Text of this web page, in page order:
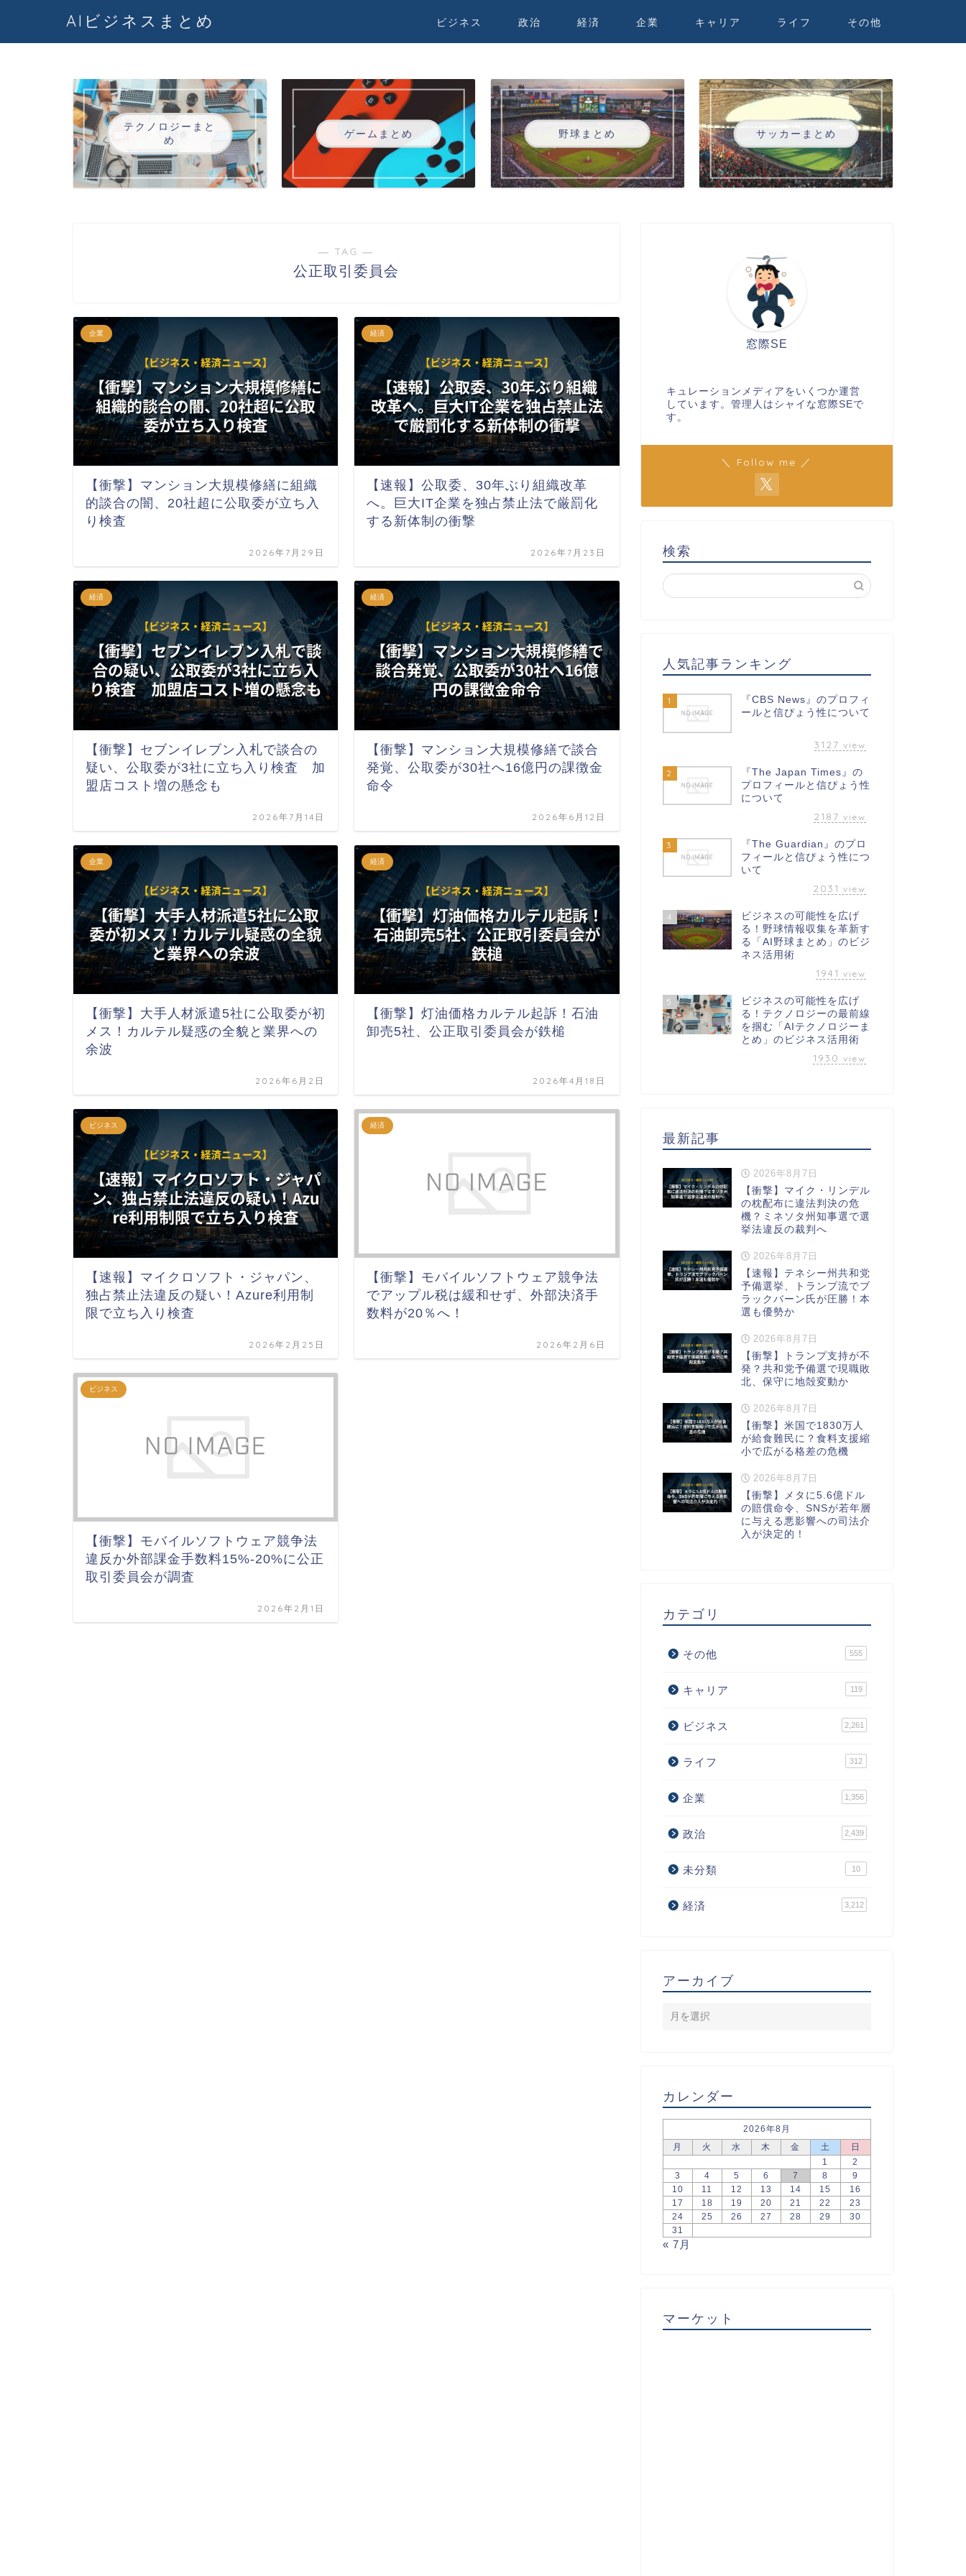
AIビジネスまとめ ビジネス 政治 経済 企業 キャリア ライフ その他
テクノロジーまと
め
ゲームまとめ 野球まとめ サッカーまとめ
― TAG ―
公正取引委員会
企業
【衝撃】マンション大規模修繕に組織
的談合の闇、20社超に公取委が立ち入
り検査
2026年7月29日
経済
【速報】公取委、30年ぶり組織改革
へ。巨大IT企業を独占禁止法で厳罰化
する新体制の衝撃
2026年7月23日
経済
【衝撃】セブンイレブン入札で談合の
疑い、公取委が3社に立ち入り検査 加
盟店コスト増の懸念も
2026年7月14日
経済
【衝撃】マンション大規模修繕で談合
発覚、公取委が30社へ16億円の課徴金
命令
2026年6月12日
企業
【衝撃】大手人材派遣5社に公取委が初
メス！カルテル疑惑の全貌と業界への
余波
2026年6月2日
経済
【衝撃】灯油価格カルテル起訴！石油
卸売5社、公正取引委員会が鉄槌
2026年4月18日
ビジネス
【速報】マイクロソフト・ジャパン、
独占禁止法違反の疑い！Azure利用制
限で立ち入り検査
2026年2月25日
経済
【衝撃】モバイルソフトウェア競争法
でアップル税は緩和せず、外部決済手
数料が20％へ！
2026年2月6日
ビジネス
【衝撃】モバイルソフトウェア競争法
違反か外部課金手数料15%‑20%に公正
取引委員会が調査
2026年2月1日
窓際SE
キュレーションメディアをいくつか運営
しています。管理人はシャイな窓際SEで
す。
＼ Follow me ／
検索
人気記事ランキング
1
『CBS News』のプロフィ
ールと信ぴょう性について
3127 view
2
『The Japan Times』の
プロフィールと信ぴょう性
について
2187 view
3
『The Guardian』のプロ
フィールと信ぴょう性につ
いて
2031 view
4
ビジネスの可能性を広げ
る！野球情報収集を革新す
る「AI野球まとめ」のビジ
ネス活用術
1941 view
5
ビジネスの可能性を広げ
る！テクノロジーの最前線
を掴む「AIテクノロジーま
とめ」のビジネス活用術
1930 view
最新記事
2026年8月7日
【衝撃】マイク・リンデル
の枕配布に違法判決の危
機？ミネソタ州知事選で選
挙法違反の裁判へ
2026年8月7日
【速報】テネシー州共和党
予備選挙、トランプ流でブ
ラックバーン氏が圧勝！本
選も優勢か
2026年8月7日
【衝撃】トランプ支持が不
発？共和党予備選で現職敗
北、保守に地殻変動か
2026年8月7日
【衝撃】米国で1830万人
が給食難民に？食料支援縮
小で広がる格差の危機
2026年8月7日
【衝撃】メタに5.6億ドル
の賠償命令、SNSが若年層
に与える悪影響への司法介
入が決定的！
カテゴリ
その他 555
キャリア 119
ビジネス 2,261
ライフ 312
企業 1,356
政治 2,439
未分類 10
経済 3,212
アーカイブ
カレンダー
2026年8月
月
火 水 木 金 土
日
1
2
3
4 5 6 7 8
9
10
11 12 13 14 15
16
17
18 19 20 21 22
23
24
25 26 27 28 29
30
31
« 7月
マーケット